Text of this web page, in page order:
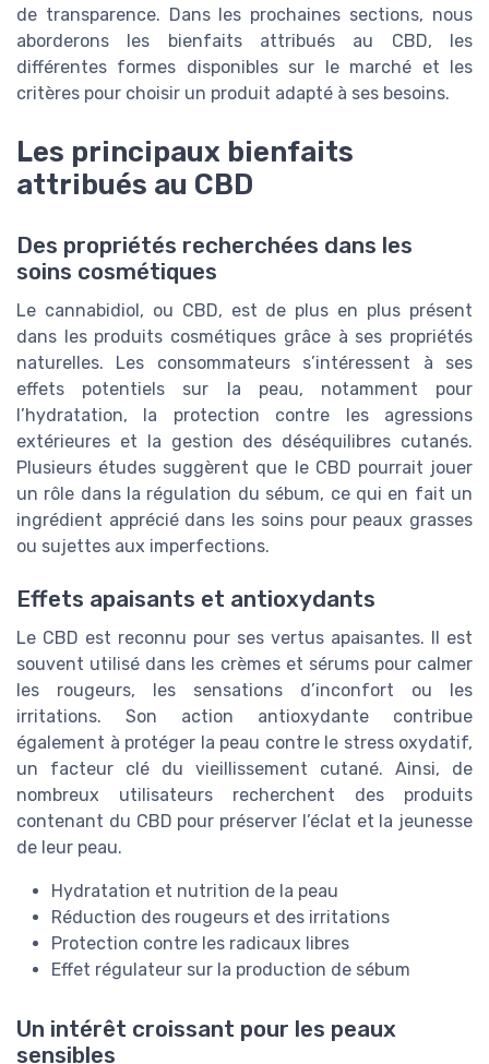
de transparence. Dans les prochaines sections, nous
aborderons les bienfaits attribués au CBD, les
différentes formes disponibles sur le marché et les
critères pour choisir un produit adapté à ses besoins.
Les principaux bienfaits
attribués au CBD
Des propriétés recherchées dans les
soins cosmétiques
Le cannabidiol, ou CBD, est de plus en plus présent
dans les produits cosmétiques grâce à ses propriétés
naturelles. Les consommateurs s’intéressent à ses
effets potentiels sur la peau, notamment pour
l’hydratation, la protection contre les agressions
extérieures et la gestion des déséquilibres cutanés.
Plusieurs études suggèrent que le CBD pourrait jouer
un rôle dans la régulation du sébum, ce qui en fait un
ingrédient apprécié dans les soins pour peaux grasses
ou sujettes aux imperfections.
Effets apaisants et antioxydants
Le CBD est reconnu pour ses vertus apaisantes. Il est
souvent utilisé dans les crèmes et sérums pour calmer
les rougeurs, les sensations d’inconfort ou les
irritations. Son action antioxydante contribue
également à protéger la peau contre le stress oxydatif,
un facteur clé du vieillissement cutané. Ainsi, de
nombreux utilisateurs recherchent des produits
contenant du CBD pour préserver l’éclat et la jeunesse
de leur peau.
Hydratation et nutrition de la peau
Réduction des rougeurs et des irritations
Protection contre les radicaux libres
Effet régulateur sur la production de sébum
Un intérêt croissant pour les peaux
sensibles